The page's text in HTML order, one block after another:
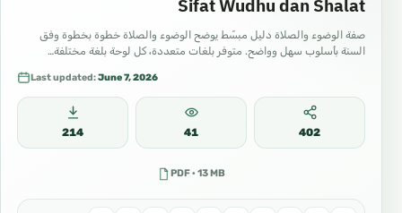
Sifat Wudhu dan Shalat
صفة الوضوء والصلاة دليل مبسّط يوضح الوضوء والصلاة خطوة بخطوة وفق
السنة بأسلوب سهل وواضح. متوفر بلغات متعددة، كل لوحة بلغة مختلفة…
Last updated:June 7, 2026
214 41 402
PDF · 13 MB